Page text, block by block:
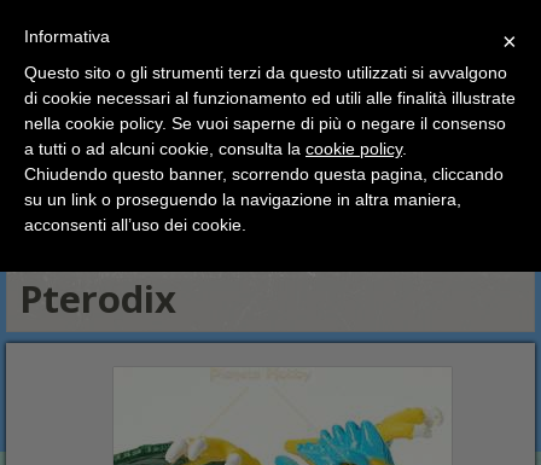
HOME DinoFroz Dinofroz Cartoon Series Pterodix
Scarymals DinoFroz Dragon's Revenge
Dinofroz Cartoon Series
Dinofroz Tribe
DinoFroz Duel
DinoFroz Combact 3 serie
DinoFroz World
Pterodix
×
Ciao a tutti, il negozio sarà chiuso dal 9/08 al 24/08
compreso.
Tutti gli ordini effettuati dopo le 15:00 del 07/08 verranno
spediti a partire dal giorno 25/08.
Buone vacanze a tutti dallo staff di Pianeta Hobby
×
Informativa
Questo sito o gli strumenti terzi da questo utilizzati si avvalgono
di cookie necessari al funzionamento ed utili alle finalità illustrate
nella cookie policy. Se vuoi saperne di più o negare il consenso
a tutti o ad alcuni cookie, consulta la cookie policy.
Chiudendo questo banner, scorrendo questa pagina, cliccando
su un link o proseguendo la navigazione in altra maniera,
acconsenti all’uso dei cookie.